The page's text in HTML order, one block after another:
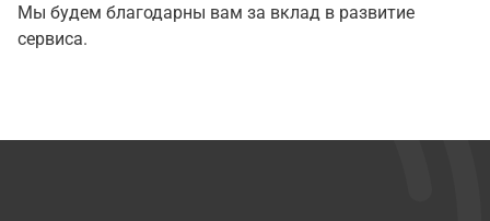
Мы будем благодарны вам за вклад в развитие
сервиса.